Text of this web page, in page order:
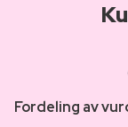
Fordeling av